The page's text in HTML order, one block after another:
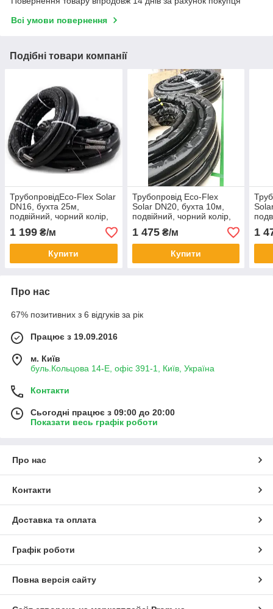
Всі умови повернення
Подібні товари компанії
ТрубопровідEco-Flex Solar
DN16, бухта 25м,
подвійний, чорний колір,
сталь 316L, силіконовий
кабель.
1 199 ₴/м
Купити
Трубопровід Eco-Flex
Solar DN20, бухта 10м,
подвійний, чорний колір,
сталь 316L, силіконовий
кабель.
1 475₴/м
Купити
1
Про нас
67% позитивних з 6 відгуків за рік
Працює з 19.09.2016
м. Київ
буль.Кольцова 14-Е, офіс 391-1, Київ, Україна
Контакти
Сьогодні працює з 09:00 до 20:00
Показати весь графік роботи
Про нас
Контакти
Доставка та оплата
Графік роботи
Повна версія сайту